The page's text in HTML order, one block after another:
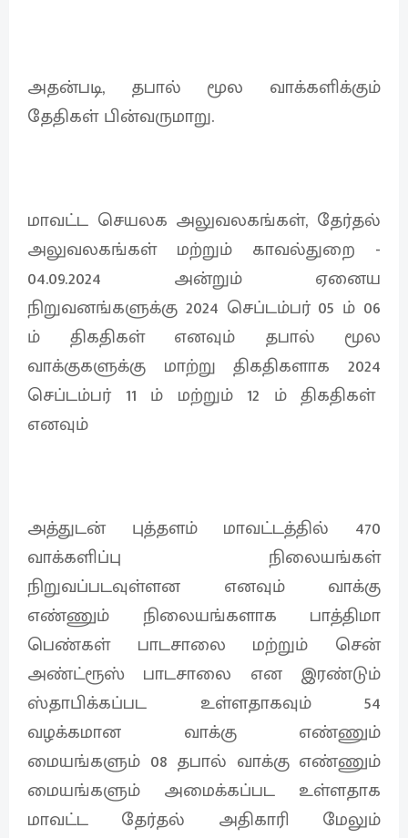
அதன்படி, தபால் மூல வாக்களிக்கும்
தேதிகள் பின்வருமாறு.
மாவட்ட செயலக அலுவலகங்கள், தேர்தல்
அலுவலகங்கள் மற்றும் காவல்துறை -
04.09.2024 அன்றும் ஏனைய
நிறுவனங்களுக்கு 2024 செப்டம்பர் 05 ம் 06
ம் திகதிகள் எனவும் தபால் மூல
வாக்குகளுக்கு மாற்று திகதிகளாக 2024
செப்டம்பர் 11 ம் மற்றும் 12 ம் திகதிகள்
எனவும்
அத்துடன் புத்தளம் மாவட்டத்தில் 470
வாக்களிப்பு நிலையங்கள்
நிறுவப்படவுள்ளன எனவும் வாக்கு
எண்ணும் நிலையங்களாக பாத்திமா
பெண்கள் பாடசாலை மற்றும் சென்
அண்ட்ரூஸ் பாடசாலை என இரண்டும்
ஸ்தாபிக்கப்பட உள்ளதாகவும் 54
வழக்கமான வாக்கு எண்ணும்
மையங்களும் 08 தபால் வாக்கு எண்ணும்
மையங்களும் அமைக்கப்பட உள்ளதாக
மாவட்ட தேர்தல் அதிகாரி மேலும்